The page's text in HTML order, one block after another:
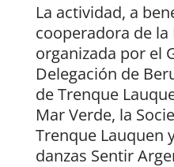
La actividad, a
cooperadora de la
organizada por el
Delegación de
de Trenque
Mar Verde, la
Trenque Lauquen
danzas Sentir